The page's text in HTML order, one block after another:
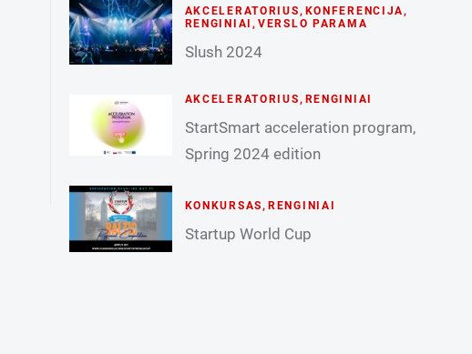
AKCELERATORIUS , KONFERENCIJA ,
RENGINIAI , VERSLO PARAMA
Slush 2024
AKCELERATORIUS , RENGINIAI
StartSmart acceleration program,
Spring 2024 edition
KONKURSAS, RENGINIAI
Startup World Cup